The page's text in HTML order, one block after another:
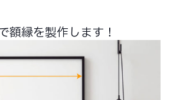
額縁を製作します！